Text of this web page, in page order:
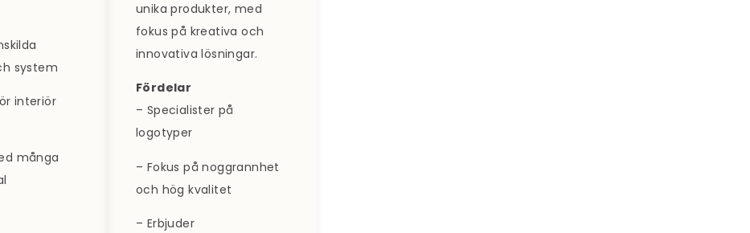
system
interiör
många
unika produkter, med
fokus på kreativa och
innovativa lösningar.
Fördelar
– Specialister på
logotyper
– Fokus på noggrannhet
och hög kvalitet
– Erbjuder